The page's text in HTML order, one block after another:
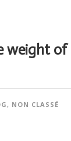
weight
, NON CLASSÉ